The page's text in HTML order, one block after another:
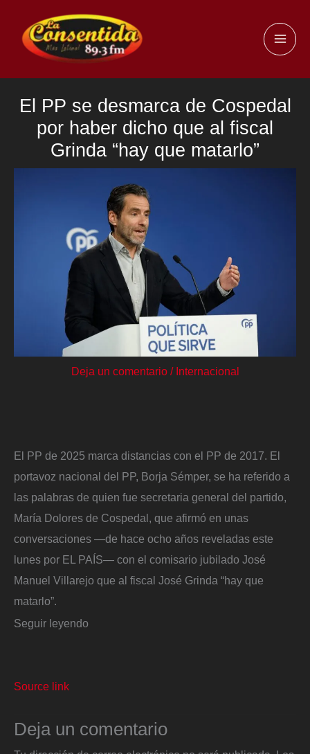
contenido
El PP se desmarca de Cospedal
por haber dicho que al fiscal
Grinda “hay que matarlo”
Deja un comentario / Internacional
El PP de 2025 marca distancias con el PP de 2017. El
portavoz nacional del PP, Borja Sémper, se ha referido a
las palabras de quien fue secretaria general del partido,
María Dolores de Cospedal, que afirmó en unas
conversaciones —de hace ocho años reveladas este
lunes por EL PAÍS— con el comisario jubilado José
Manuel Villarejo que al fiscal José Grinda “hay que
matarlo”.
Seguir leyendo
Source link
Deja un comentario